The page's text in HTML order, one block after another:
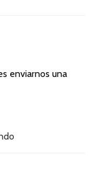
enviarnos una